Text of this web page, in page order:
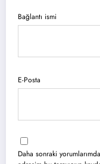
Bağlantı ismi
E-Posta
Daha sonraki